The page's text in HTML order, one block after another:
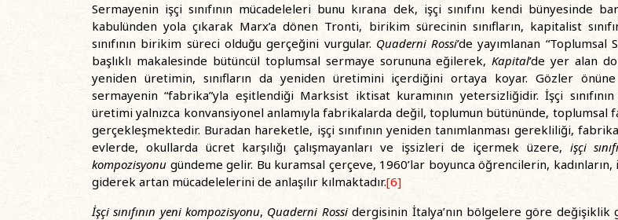
Sermayenin işçi sınıfının mücadeleleri bunu kırana dek, işçi sınıfını kendi bünyesinde
kabulünden yola çıkarak Marx’a dönen Tronti, birikim sürecinin sınıfların, kapitalist
sınıfının birikim süreci olduğu gerçeğini vurgular. Quaderni Rossi’de yayımlanan “Toplumsal
başlıklı makalesinde bütüncül toplumsal sermaye sorununa eğilerek,Kapital’de yer alan
yeniden üretimin, sınıfların da yeniden üretimini içerdiğini ortaya koyar. Gözler
sermayenin “fabrika”yla eşitlendiği Marksist iktisat kuramının yetersizliğidir. İşçi
üretimi yalnızca konvansiyonel anlamıyla fabrikalarda değil, toplumun bütününde, toplumsal
gerçekleşmektedir. Buradan hareketle, işçi sınıfının yeniden tanımlanması gerekliliği, fabrika
evlerde, okullarda ücret karşılığı çalışmayanları ve işsizleri de içermek üzere, işçi
kompozisyonu gündeme gelir. Bu kuramsal çerçeve, 1960’lar boyunca öğrencilerin, kadınların,
giderek artan mücadelelerini de anlaşılır kılmaktadır.[6]
İşçi sınıfının yeni kompozisyonu, Quaderni Rossidergisinin İtalya’nın bölgelere göre değişiklik